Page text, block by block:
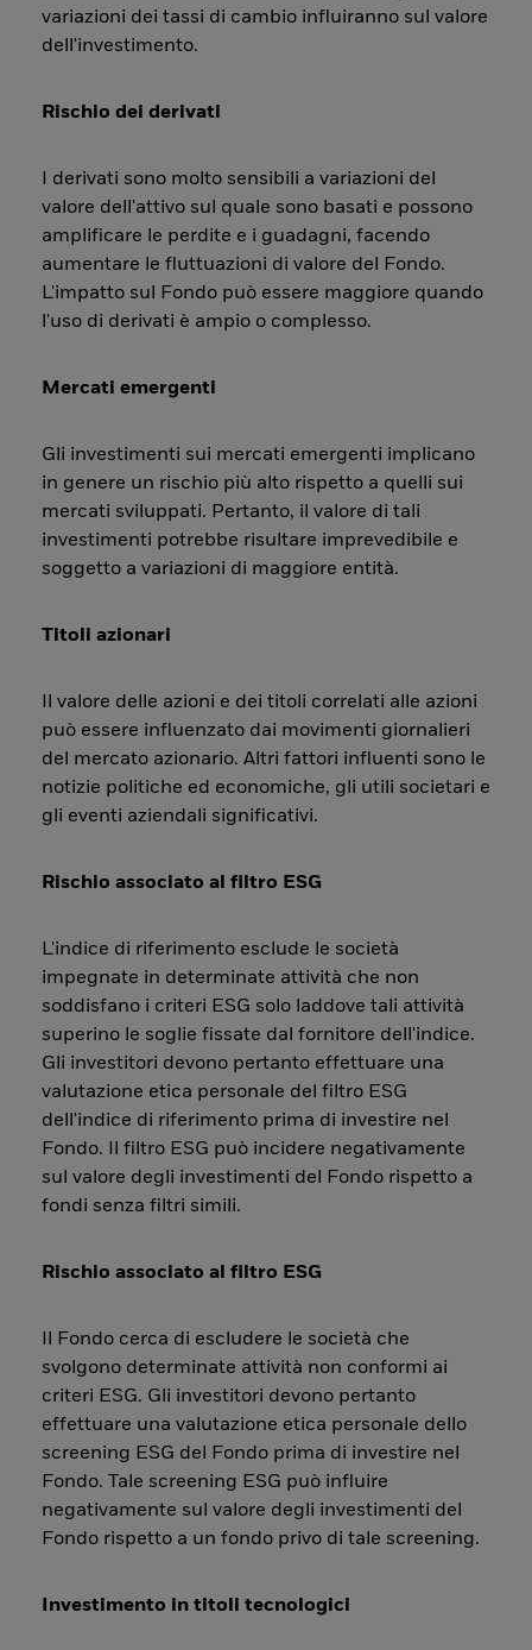
variazioni dei tassi di cambio influiranno sul valore
dell'investimento.
Rischio dei derivati
I derivati sono molto sensibili a variazioni del
valore dell'attivo sul quale sono basati e possono
amplificare le perdite e i guadagni, facendo
aumentare le fluttuazioni di valore del Fondo.
L'impatto sul Fondo può essere maggiore quando
l'uso di derivati è ampio o complesso.
Mercati emergenti
Gli investimenti sui mercati emergenti implicano
in genere un rischio più alto rispetto a quelli sui
mercati sviluppati. Pertanto, il valore di tali
investimenti potrebbe risultare imprevedibile e
soggetto a variazioni di maggiore entità.
Titoli azionari
Il valore delle azioni e dei titoli correlati alle azioni
può essere influenzato dai movimenti giornalieri
del mercato azionario. Altri fattori influenti sono le
notizie politiche ed economiche, gli utili societari e
gli eventi aziendali significativi.
Rischio associato al filtro ESG
L'indice di riferimento esclude le società
impegnate in determinate attività che non
soddisfano i criteri ESG solo laddove tali attività
superino le soglie fissate dal fornitore dell'indice.
Gli investitori devono pertanto effettuare una
valutazione etica personale del filtro ESG
dell'indice di riferimento prima di investire nel
Fondo. Il filtro ESG può incidere negativamente
sul valore degli investimenti del Fondo rispetto a
fondi senza filtri simili.
Rischio associato al filtro ESG
Il Fondo cerca di escludere le società che
svolgono determinate attività non conformi ai
criteri ESG. Gli investitori devono pertanto
effettuare una valutazione etica personale dello
screening ESG del Fondo prima di investire nel
Fondo. Tale screening ESG può influire
negativamente sul valore degli investimenti del
Fondo rispetto a un fondo privo di tale screening.
Investimento in titoli tecnologici